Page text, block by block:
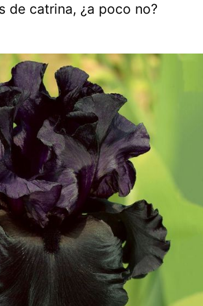
de catrina, ¿a poco no?